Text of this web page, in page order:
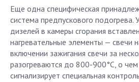
Еще одна специфическая
система предпускового подогрева.
дизелей в камеры сгорания
нагревательные элементы — свечи
включении зажигания свечи за
разогреваются до 800-900°С, о
сигнализирует специальная